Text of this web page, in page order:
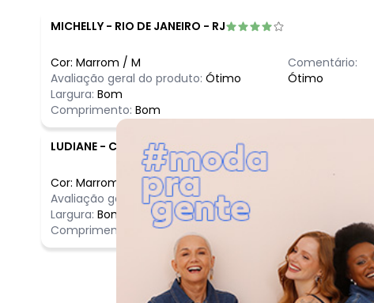
MICHELLY - RIO DE JANEIRO - RJ
Cor: Marrom / M
Avaliação geral do produto: Ótimo
Largura: Bom
Comprimento: Bom
Comentário:
Ótimo
LUDIANE - CURUCA - PA
Cor: Marrom
Avaliação geral do produto: Ótimo
Largura: Bom
Comprimento:
Bom